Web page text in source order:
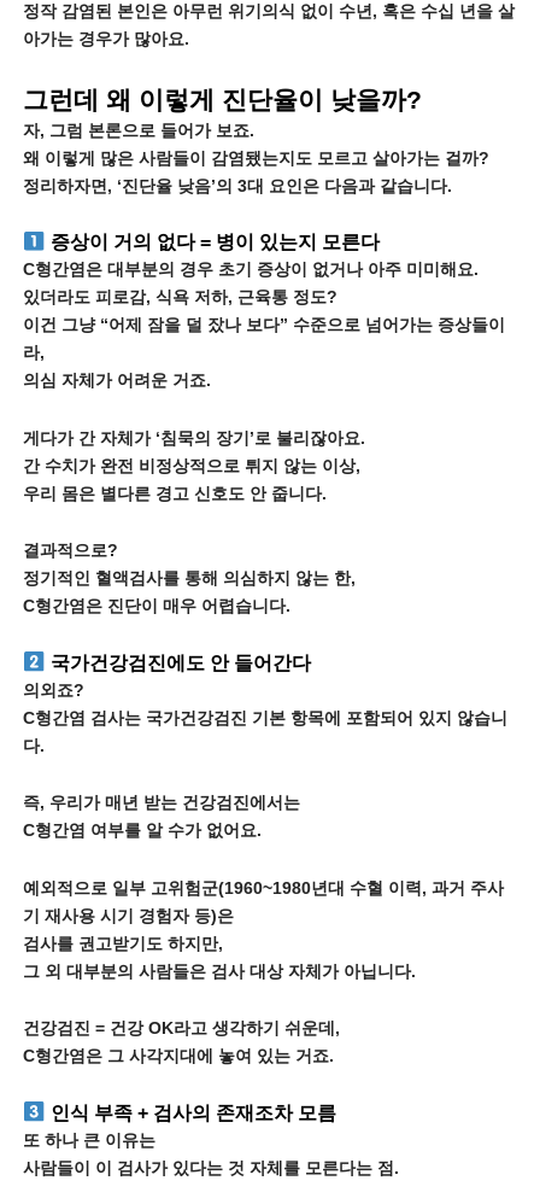
정작 감염된 본인은 아무런 위기의식 없이 수년, 혹은 수십 년을 살
아가는 경우가 많아요.
그런데 왜 이렇게 진단율이 낮을까?
자, 그럼 본론으로 들어가 보죠.
왜 이렇게 많은 사람들이 감염됐는지도 모르고 살아가는 걸까?
정리하자면, ‘진단율 낮음’의 3대 요인은 다음과 같습니다.
증상이 거의 없다 = 병이 있는지 모른다
C형간염은 대부분의 경우 초기 증상이 없거나 아주 미미해요.
있더라도 피로감, 식욕 저하, 근육통 정도?
이건 그냥 “어제 잠을 덜 잤나 보다” 수준으로 넘어가는 증상들이
라,
의심 자체가 어려운 거죠.
게다가 간 자체가 ‘침묵의 장기’로 불리잖아요.
간 수치가 완전 비정상적으로 튀지 않는 이상,
우리 몸은 별다른 경고 신호도 안 줍니다.
결과적으로?
정기적인 혈액검사를 통해 의심하지 않는 한,
C형간염은 진단이 매우 어렵습니다.
국가건강검진에도 안 들어간다
의외죠?
C형간염 검사는 국가건강검진 기본 항목에 포함되어 있지 않습니
다.
즉, 우리가 매년 받는 건강검진에서는
C형간염 여부를 알 수가 없어요.
예외적으로 일부 고위험군(1960~1980년대 수혈 이력, 과거 주사
기 재사용 시기 경험자 등)은
검사를 권고받기도 하지만,
그 외 대부분의 사람들은 검사 대상 자체가 아닙니다.
건강검진 = 건강 OK라고 생각하기 쉬운데,
C형간염은 그 사각지대에 놓여 있는 거죠.
인식 부족 + 검사의 존재조차 모름
또 하나 큰 이유는
사람들이 이 검사가 있다는 것 자체를 모른다는 점.